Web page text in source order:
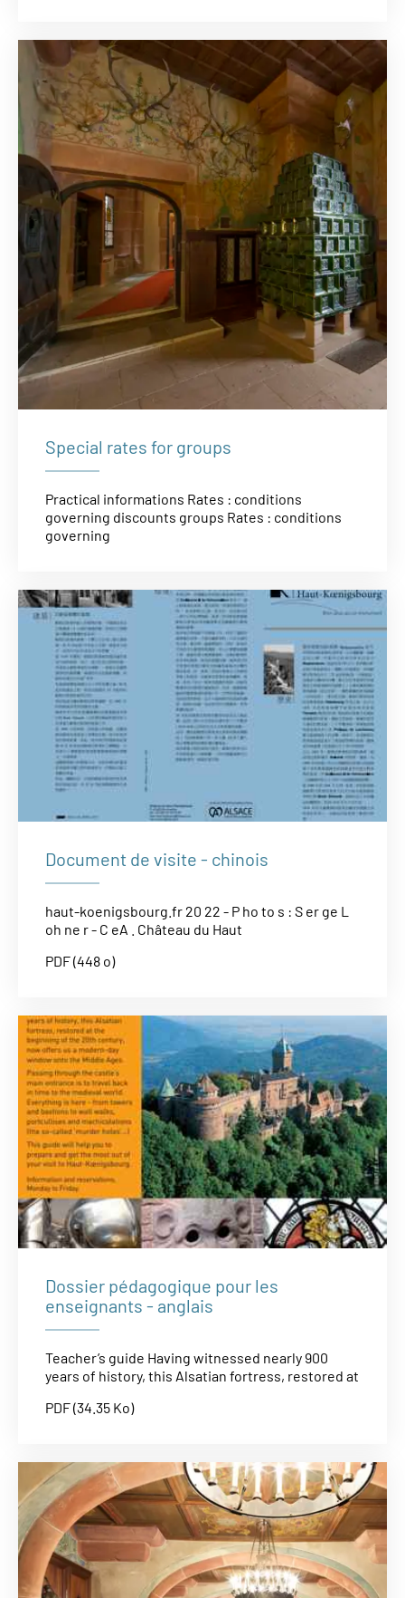
Special rates for groups
Practical informations Rates : conditions
governing discounts groups Rates : conditions
governing
Document de visite - chinois
haut-koenigsbourg.fr 20 22 - P ho to s : S er ge L
oh ne r - C eA . Château du Haut
PDF (448 o)
Dossier pédagogique pour les
enseignants - anglais
Teacher’s guide Having witnessed nearly 900
years of history, this Alsatian fortress, restored at
PDF (34.35 Ko)